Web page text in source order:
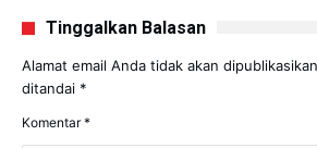
Tinggalkan Balasan
Alamat email Anda tidak akan
ditandai *
Komentar*